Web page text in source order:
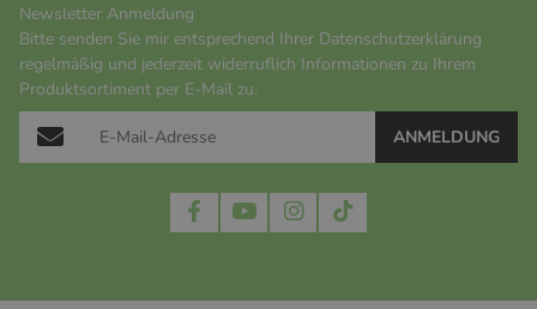
Newsletter Anmeldung
Bitte senden Sie mir entsprechend Ihrer Datenschutzerklärung
regelmäßig und jederzeit widerruflich Informationen zu Ihrem
Produktsortiment per E-Mail zu.
ANMELDUNG